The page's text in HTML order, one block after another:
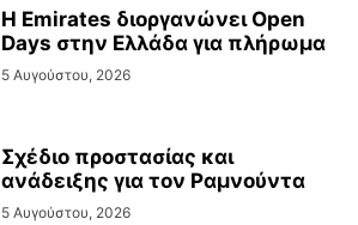
Η Emirates διοργανώνει Open
Days στην Ελλάδα για πλήρωμα
5 Αυγούστου, 2026
Σχέδιο προστασίας και
ανάδειξης για τον Ραμνούντα
5 Αυγούστου, 2026